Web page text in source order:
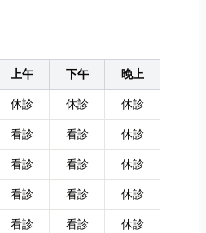
上午 下午
晚上
休診 休診
休診
看診 看診
休診
看診 看診
休診
看診 看診
休診
看診 看診
休診